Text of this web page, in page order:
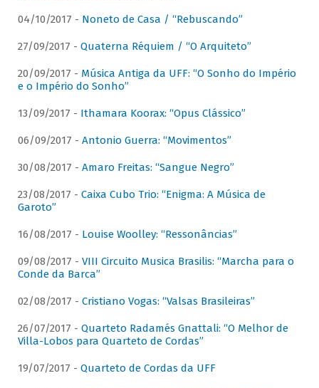
04/10/2017 - Noneto de Casa / “Rebuscando”
27/09/2017 - Quaterna Réquiem / “O Arquiteto”
20/09/2017 - Música Antiga da UFF: “O Sonho do Império
e o Império do Sonho”
13/09/2017 - Ithamara Koorax: “Opus Clássico”
06/09/2017 - Antonio Guerra: “Movimentos”
30/08/2017 - Amaro Freitas: “Sangue Negro”
23/08/2017 - Caixa Cubo Trio: “Enigma: A Música de
Garoto”
16/08/2017 - Louise Woolley: “Ressonâncias”
09/08/2017 - VIII Circuito Musica Brasilis: “Marcha para o
Conde da Barca”
02/08/2017 - Cristiano Vogas: “Valsas Brasileiras”
26/07/2017 - Quarteto Radamés Gnattali: “O Melhor de
Villa-Lobos para Quarteto de Cordas”
19/07/2017 - Quarteto de Cordas da UFF